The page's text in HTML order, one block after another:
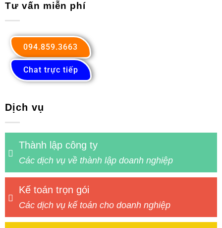
Tư vấn miễn phí
094.859.3663
Chat trực tiếp
Dịch vụ
Thành lập công ty
Các dịch vụ về thành lập doanh nghiệp
Kế toán trọn gói
Các dịch vụ kế toán cho doanh nghiệp